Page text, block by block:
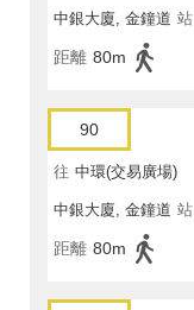
中銀大廈, 金鐘道 站
距離 80m
90
往 中環(交易廣場)
中銀大廈, 金鐘道 站
距離 80m